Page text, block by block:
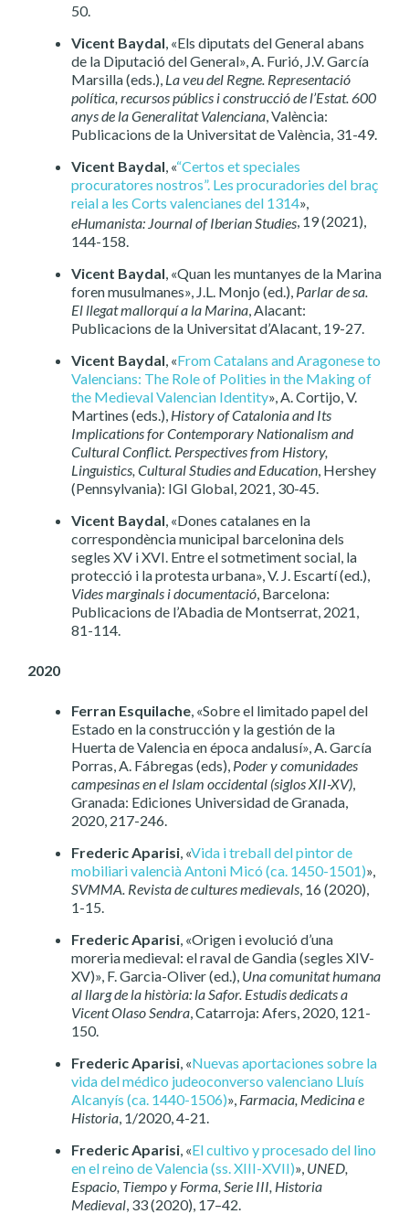
50.
Vicent Baydal, «Els diputats del General abans
de la Diputació del General», A. Furió, J.V. García
Marsilla (eds.), La veu del Regne. Representació
política, recursos públics i construcció de l’Estat. 600
anys de la Generalitat Valenciana, València:
Publicacions de la Universitat de València, 31-49.
Vicent Baydal, «“Certos et speciales
procuratores nostros”. Les procuradories del braç
reial a les Corts valencianes del 1314»,
eHumanista: Journal of Iberian Studies, 19 (2021),
144-158.
Vicent Baydal, «Quan les muntanyes de la Marina
foren musulmanes», J.L. Monjo (ed.), Parlar de sa.
El llegat mallorquí a la Marina, Alacant:
Publicacions de la Universitat d’Alacant, 19-27.
Vicent Baydal, «From Catalans and Aragonese to
Valencians: The Role of Polities in the Making of
the Medieval Valencian Identity», A. Cortijo, V.
Martines (eds.), History of Catalonia and Its
Implications for Contemporary Nationalism and
Cultural Conflict. Perspectives from History,
Linguistics, Cultural Studies and Education, Hershey
(Pennsylvania): IGI Global, 2021, 30-45.
Vicent Baydal, «Dones catalanes en la
correspondència municipal barcelonina dels
segles XV i XVI. Entre el sotmetiment social, la
protecció i la protesta urbana», V. J. Escartí (ed.),
Vides marginals i documentació, Barcelona:
Publicacions de l’Abadia de Montserrat, 2021,
81-114.
2020
Ferran Esquilache, «Sobre el limitado papel del
Estado en la construcción y la gestión de la
Huerta de Valencia en época andalusí», A. García
Porras, A. Fábregas (eds), Poder y comunidades
campesinas en el Islam occidental (siglos XII-XV),
Granada: Ediciones Universidad de Granada,
2020, 217-246.
Frederic Aparisi, «Vida i treball del pintor de
mobiliari valencià Antoni Micó (ca. 1450-1501)»,
SVMMA. Revista de cultures medievals, 16 (2020),
1-15.
Frederic Aparisi, «Origen i evolució d’una
moreria medieval: el raval de Gandia (segles XIV-
XV)», F. Garcia-Oliver (ed.), Una comunitat humana
al llarg de la història: la Safor. Estudis dedicats a
Vicent Olaso Sendra, Catarroja: Afers, 2020, 121-
150.
Frederic Aparisi, «Nuevas aportaciones sobre la
vida del médico judeoconverso valenciano Lluís
Alcanyís (ca. 1440-1506)», Farmacia, Medicina e
Historia, 1/2020, 4-21.
Frederic Aparisi, «El cultivo y procesado del lino
en el reino de Valencia (ss. XIII-XVII)», UNED,
Espacio, Tiempo y Forma, Serie III, Historia
Medieval, 33 (2020), 17–42.